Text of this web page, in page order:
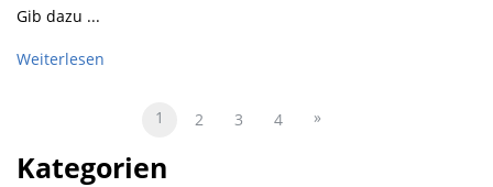
Gib dazu ...
Weiterlesen
1 2 3 4 »
Kategorien